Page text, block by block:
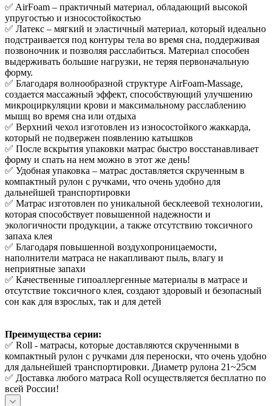
✅ AirFoam – практичный материал, обладающий высокой
упругостью и износостойкостью
✅ Латекс – мягкий и эластичный материал, который идеально
подстраивается под контуры тела во время сна, поддерживая
позвоночник и позволяя расслабиться. Материал способен
выдерживать большие нагрузки, не теряя первоначальную
форму.
✅ Благодаря волнообразной структуре AirFoam-Massage,
создается массажный эффект, способствующий улучшению
микроциркуляции крови и максимальному расслаблению
мышц во время сна или отдыха
✅ Верхний чехол изготовлен из износостойкого жаккарда,
который не подвержен появлению катышков
✅ После вскрытия упаковки матрас быстро восстанавливает
форму и спать на нем можно в этот же день!
✅ Удобная упаковка – матрас доставляется скрученным в
компактный рулон с ручками, что очень удобно для
дальнейшей транспортировки
✅ Матрас изготовлен по уникальной бесклеевой технологии,
которая способствует повышенной надежности и
экологичности продукции, а также отсутствию токсичного
запаха клея
✅ Благодаря повышенной воздухопроницаемости,
наполнители матраса не накапливают пыль, влагу и
неприятные запахи
✅ Качественные гипоаллергенные материалы в матрасе и
отсутствие токсичного клея, создают здоровый и безопасный
сон как для взрослых, так и для детей
Преимущества серии:
✅ Roll - матрасы, которые доставляются скрученными в
компактный рулон с ручками для переноски, что очень удобно
для дальнейшей транспортировки. Диаметр рулона 21~25см
✅ Доставка любого матраса Roll осуществляется бесплатно по
всей России!